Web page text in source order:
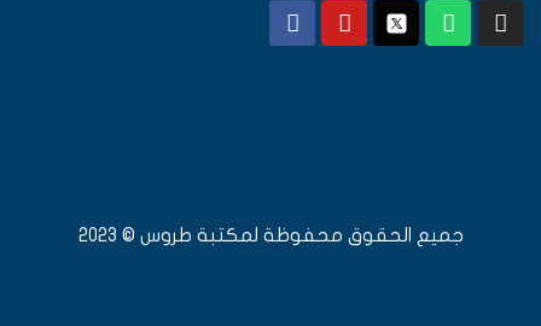
جميع الحقوق محفوظة لمكتبة طروس © 2023